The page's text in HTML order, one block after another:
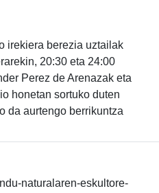
irekiera berezia uztailak
20:30 eta 24:00
Perez de Arenazak eta
honetan sortuko duten
da aurtengo berrikuntza